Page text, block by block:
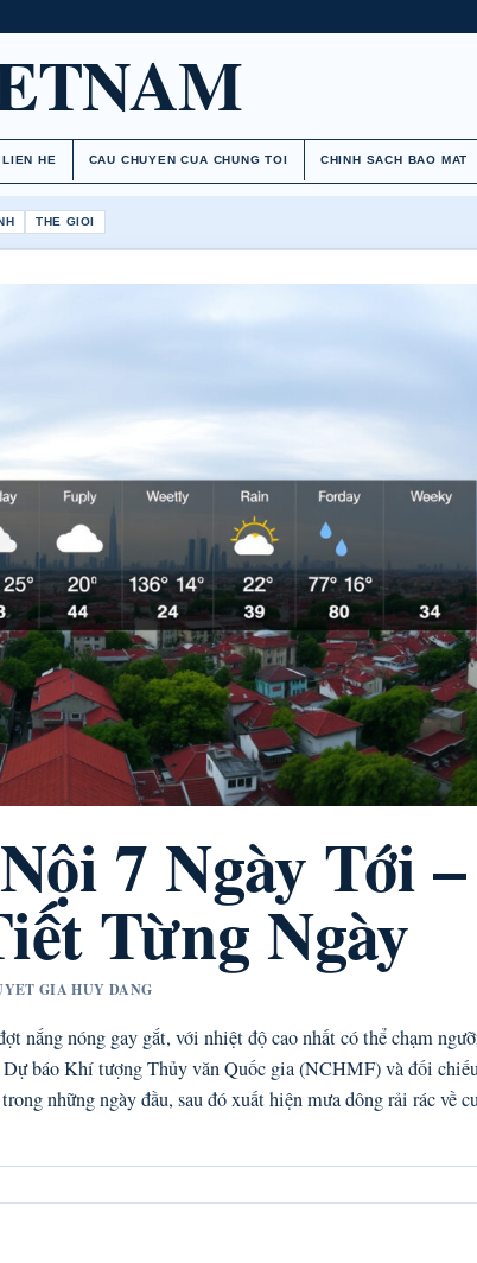
LIEN HE CAU CHUYEN CUA CHUNG TOI CHINH SACH BAO MAT
THE GIOI
7 Ngày Tới –
Từng Ngày
GIA HUY DANG
nắng nóng gay gắt, với nhiệt độ cao nhất có thể chạm
báo Khí tượng Thủy văn Quốc gia (NCHMF) và đối
những ngày đầu, sau đó xuất hiện mưa dông rải rác về